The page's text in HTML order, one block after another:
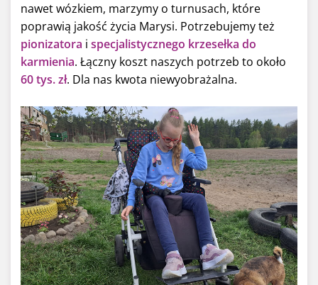
nawet wózkiem, marzymy o turnusach, które
poprawią jakość życia Marysi. Potrzebujemy też
pionizatora i specjalistycznego krzesełka do
karmienia. Łączny koszt naszych potrzeb to około
60 tys. zł. Dla nas kwota niewyobrażalna.